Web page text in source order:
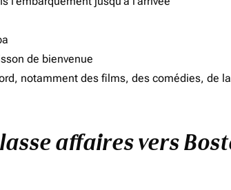
de bienvenue
notamment des films, des comédies, de
affaires vers